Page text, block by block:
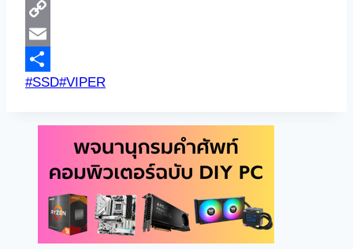
Messenger
Copy
Link
Email
Share
Post
#SSD#VIPER